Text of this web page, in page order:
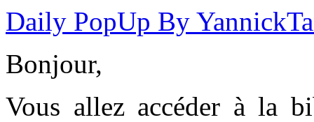
Daily PopUp By
Bonjour,
Vous allez accéder à la